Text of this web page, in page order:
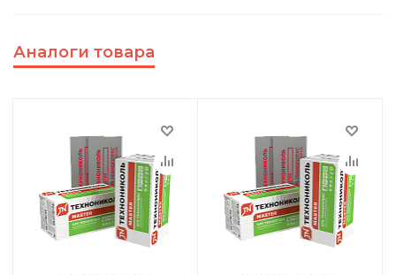
Аналоги товара